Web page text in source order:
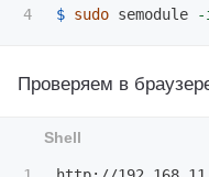
$ sudo semodule -
Проверяем в